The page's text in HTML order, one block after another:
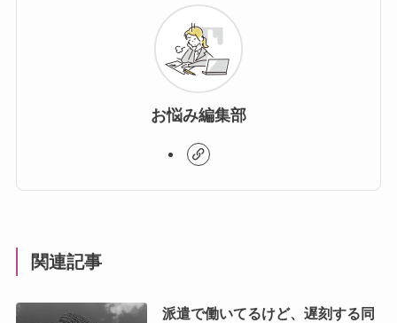
お悩み編集部
関連記事
派遣で働いてるけど、遅刻する同